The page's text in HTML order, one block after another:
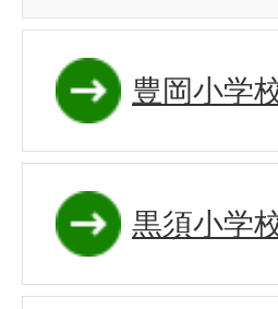
豊岡小学
黒須小学